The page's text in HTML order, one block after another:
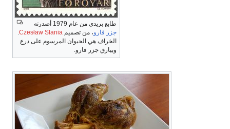
طابع بريدي من عام 1979 أصدرته
جزر فارو، من تصميم Czesław Słania
.
الخراف هي الحيوان المرسوم على درع
وبيارق جزر فارو.